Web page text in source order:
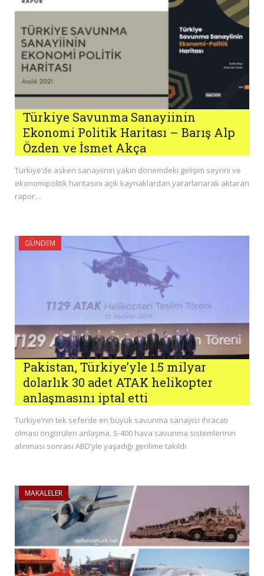
Türkiye Savunma Sanayiinin
Ekonomi Politik Haritası – Barış Alp
Özden ve İsmet Akça
Türkiye’de askeri sanayiinin yakın dönemdeki gelişim seyrini ve
ekonomipolitik haritasını açık kaynaklardan yararlanarak aktaran
rapor…
GÜNDEM
Pakistan, Türkiye’yle 1.5 milyar
dolarlık 30 adet ATAK helikopter
anlaşmasını iptal etti
Türkiye’nin tek seferde en büyük savunma sanayisi ihracatı
olması öngörülen anlaşma, S-400 hava savunma sistemlerinin
alınması sonrası ABD’yle yaşadığı gerilime takıldı
MAKALELER